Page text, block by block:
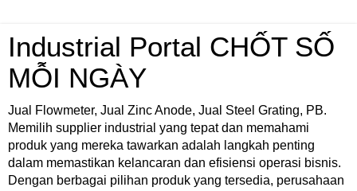
Industrial Portal CHỐT SỐ
MỖI NGÀY
Jual Flowmeter, Jual Zinc Anode, Jual Steel Grating, PB.
Memilih supplier industrial yang tepat dan memahami
produk yang mereka tawarkan adalah langkah penting
dalam memastikan kelancaran dan efisiensi operasi bisnis.
Dengan berbagai pilihan produk yang tersedia, perusahaan